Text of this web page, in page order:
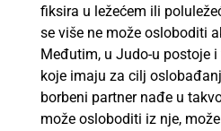
fiksira u ležećem ili
se više ne može osloboditi
Međutim, u Judo-u postoje
koje imaju za cilj
borbeni partner nađe u
može osloboditi iz nje,